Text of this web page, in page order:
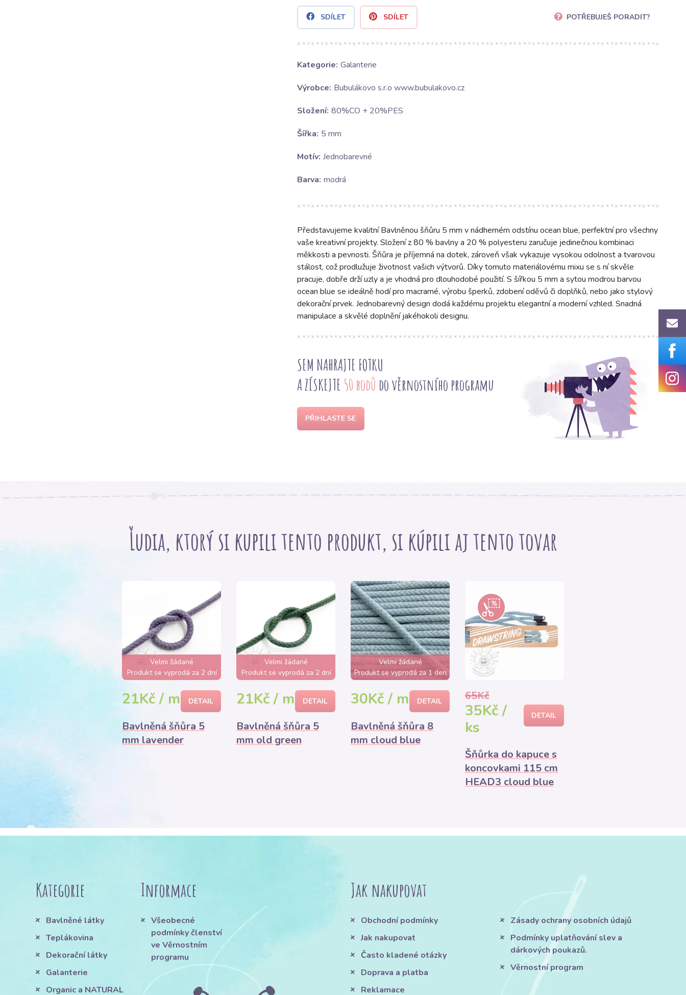
SDÍLET SDÍLET POTŘEBUJEŠ PORADIT?
Kategorie: Galanterie
Výrobce: Bubulákovo s.r.o www.bubulakovo.cz
Složení: 80%CO + 20%PES
Šířka: 5 mm
Motív: Jednobarevné
Barva: modrá
Představujeme kvalitní Bavlněnou šňůru 5 mm v nádherném odstínu ocean blue, perfektní pro všechny
vaše kreativní projekty. Složení z 80 % bavlny a 20 % polyesteru zaručuje jedinečnou kombinaci
měkkosti a pevnosti. Šňůra je příjemná na dotek, zároveň však vykazuje vysokou odolnost a tvarovou
stálost, což prodlužuje životnost vašich výtvorů. Díky tomuto materiálovému mixu se s ní skvěle
pracuje, dobře drží uzly a je vhodná pro dlouhodobé použití. S šířkou 5 mm a sytou modrou barvou
ocean blue se ideálně hodí pro macramé, výrobu šperků, zdobení oděvů či doplňků, nebo jako stylový
dekorační prvek. Jednobarevný design dodá každému projektu elegantní a moderní vzhled. Snadná
manipulace a skvělé doplnění jakéhokoli designu.
SEM NAHRAJTE FOTKU
A ZÍSKEJTE 50 bodů do věrnostního programu
PŘIHLASTE SE
Ľudia, ktorý si kupili tento produkt, si kúpili aj tento tovar
Velmi žádané
Produkt se vyprodá za 2 dní
21Kč / m DETAIL
Bavlněná šňůra 5
mm lavender
Velmi žádané
Produkt se vyprodá za 2 dní
21Kč / m DETAIL
Bavlněná šňůra 5
mm old green
Velmi žádané
Produkt se vyprodá za 1 den
30Kč / m DETAIL
Bavlněná šňůra 8
mm cloud blue
65Kč
35Kč /
ks
DETAIL
Šňůrka do kapuce s
koncovkami 115 cm
HEAD3 cloud blue
Kategorie
Bavlněné látky
Teplákovina
Dekorační látky
Galanterie
Organic a NATURAL
Informace
Všeobecné
podmínky členství
ve Věrnostním
programu
Jak nakupovat
Obchodní podmínky
Jak nakupovat
Často kladené otázky
Doprava a platba
Reklamace
Zásady ochrany osobních údajů
Podmínky uplatňování slev a
dárkových poukazů.
Věrnostní program